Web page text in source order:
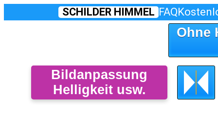
SCHILDER HIMMEL FAQ
Ohne
Bildanpassung
Helligkeit usw.